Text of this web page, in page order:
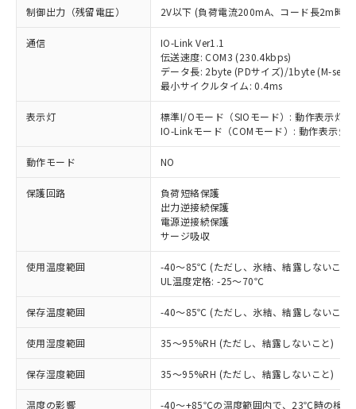
制御出力（残留電圧） 2V以下 (負荷電流200mA、コード長2m時)
通信
IO-Link Ver1.1
伝送速度: COM3 (230.4kbps)
データ長: 2byte (PDサイズ)/1byte (M-
最小サイクルタイム: 0.4ms
表示灯
標準I/Oモード（SIOモード）: 動作表示灯(
IO-Linkモード（COMモード）: 動作表示
動作モード NO
保護回路
負荷短絡保護
出力逆接続保護
電源逆接続保護
サージ吸収
使用温度範囲
-40～85℃ (ただし、氷結、結露しないこと)
UL温度定格: -25～70℃
保存温度範囲 -40～85℃ (ただし、氷結、結露しないこと)
使用湿度範囲 35～95%RH (ただし、結露しないこと)
保存湿度範囲 35～95%RH (ただし、結露しないこと)
温度の影響 -40～+85℃の温度範囲内で、23℃時の検
ご利用条件
以下の条件をお読みいただき、同意のうえ
ご利用ください。
商品の当社在庫状況および標準価格
(税抜)を提供させていただくもので
当社制御機器事業取扱商品の中には、
対応済み：EU RoHS指令（10物質）の
非含有に対応した製品が提供可能な商品で
対応予定：EU RoHS指令（10物質）の非含
有に対応した製品に切り替える予定のある
商品です。
対応予定なし：EU RoHS指令（10物質）の
非含有に非対応の商品で、対応品を出す予
定はありません。
調査・確認中：EU RoHS指令（10物質）の
非含有の対応状況を調査中または確認中の
非該当品：ライセンス料など無形物で、有
害物質有無と関係のない商品です。
※1 中国RoHS○×表
「○」：最大均質材料含有率が中国RoHSの
基準値以下であることを示します。